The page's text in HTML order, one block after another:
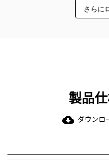
さらに
製品
cloud_download ダウンロ